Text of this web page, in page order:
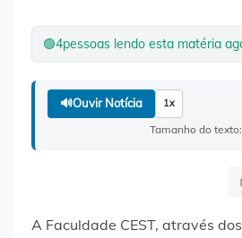
🟢4pessoas lendo esta matéria
🔊Ouvir Notícia 1x
Tamanho do texto:
A Faculdade CEST, através